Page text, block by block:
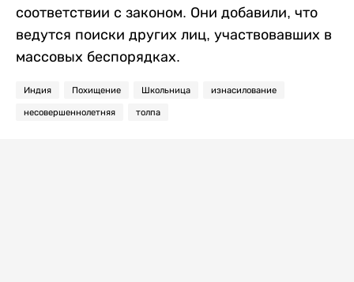
соответствии с законом. Они добавили, что
ведутся поиски других лиц, участвовавших в
массовых беспорядках.
Индия Похищение Школьница изнасилование
несовершеннолетняя толпа